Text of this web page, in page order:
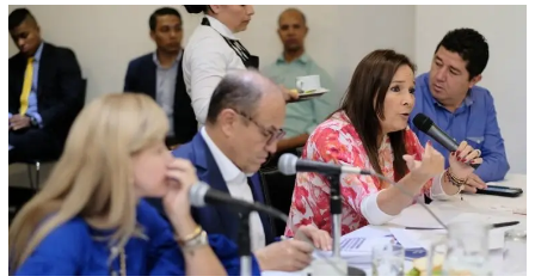
Primera
jornada
del
Bloque
de
2017
en
Buenaventura